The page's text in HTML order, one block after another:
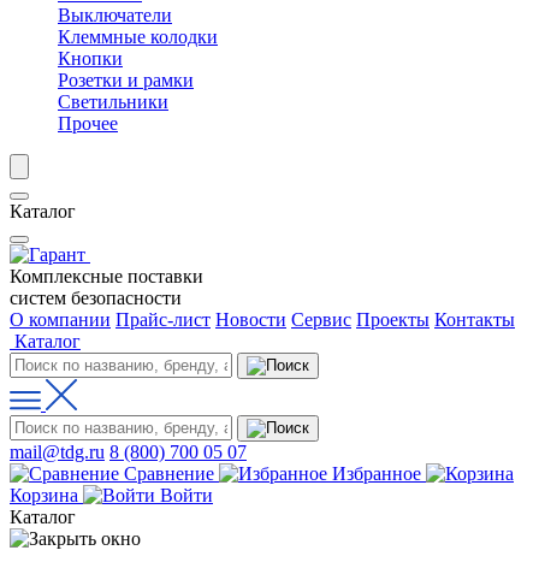
Выключатели
Клеммные колодки
Кнопки
Розетки и рамки
Светильники
Прочее
Каталог
Комплексные поставки
систем безопасности
О компании Прайс-лист Новости Сервис Проекты Контакты
Каталог
mail@tdg.ru 8 (800) 700 05 07
Сравнение
Избранное
Корзина
Войти
Каталог